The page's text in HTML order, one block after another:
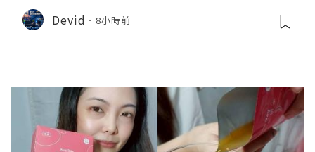
Devid 8小時前